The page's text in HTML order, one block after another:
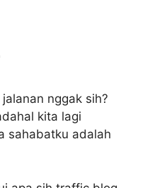
nggak sih?
kita lagi
sahabatku adalah